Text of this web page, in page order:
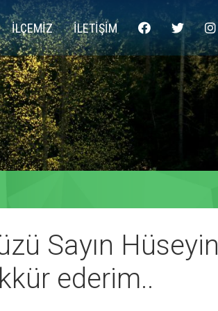
İLÇEMİZ İLETİŞİM
Sayın Hüseyin
ederim..